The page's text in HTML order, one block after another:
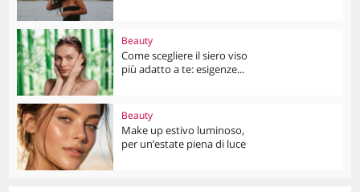
Beauty
Come scegliere il siero viso
più adatto a te: esigenze...
Beauty
Make up estivo luminoso,
per un’estate piena di luce